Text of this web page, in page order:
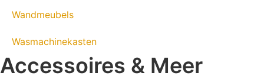
Wandmeubels
Wasmachinekasten
Accessoires & Meer